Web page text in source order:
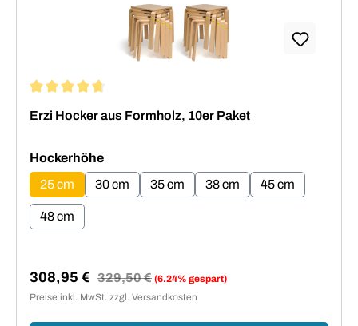
Erzi Hocker aus Formholz, 10er Paket
Hockerhöheauswählen
25 cm
30 cm 35 cm 38 cm 45 cm
48 cm
Verkaufspreis:
308,95 € Regulärer Preis:
329,50 € (6.24% gespart)
Preise inkl. MwSt. zzgl. Versandkosten